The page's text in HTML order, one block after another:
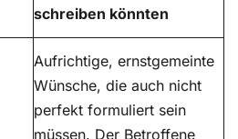
schreiben könnten
Aufrichtige, ernstgemeinte
Wünsche, die auch nicht
perfekt formuliert sein
müssen. Der Betroffene